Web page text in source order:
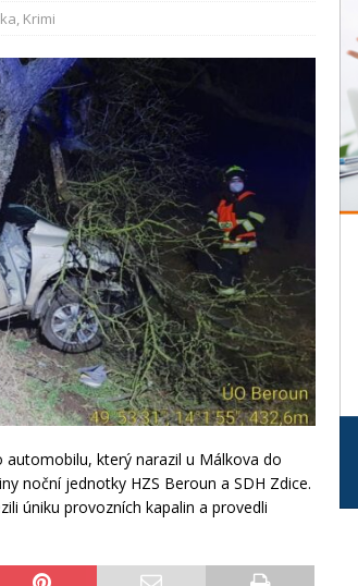
, Krimi
automobilu, který narazil u Málkova do
noční jednotky HZS Beroun a SDH Zdice.
úniku provozních kapalin a provedli